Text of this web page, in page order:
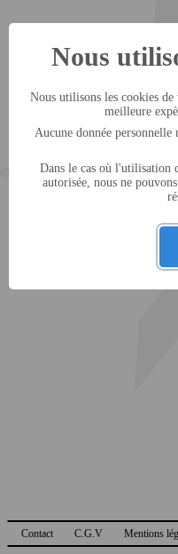
Contact C.G.V Mentions
Nous
Nous utilisons les cookies
meilleure
Aucune donnée personnelle
Dans le cas où l'utilisation
autorisée, nous ne